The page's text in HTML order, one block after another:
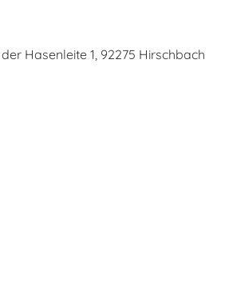
Hasenleite 1, 92275 Hirschbach